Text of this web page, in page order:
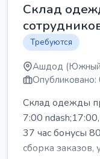
Склад
Требуются
Ашдод (Южный
Опубликовано:
Склад одежды
7:00
37 час бонусы
сборка заказов,